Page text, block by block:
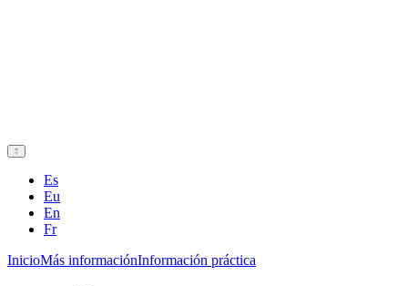
Es
Eu
En
Fr
InicioMás informaciónInformación práctica